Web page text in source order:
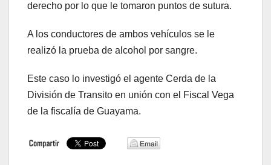
derecho por lo que le tomaron puntos de sutura.
A los conductores de ambos vehículos se le
realizó la prueba de alcohol por sangre.
Este caso lo investigó el agente Cerda de la
División de Transito en unión con el Fiscal Vega
de la fiscalía de Guayama.